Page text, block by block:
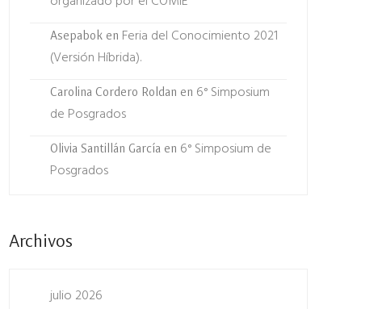
Asepabok en Feria del Conocimiento 2021
(Versión Híbrida).
Carolina Cordero Roldan en 6° Simposium
de Posgrados
Olivia Santillán García en 6° Simposium de
Posgrados
Archivos
julio 2026